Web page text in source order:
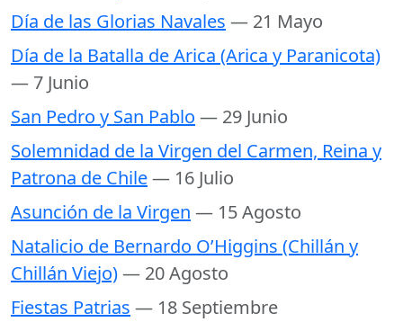
Día de las Glorias Navales — 21 Mayo
Día de la Batalla de Arica (Arica y Paranicota)
— 7 Junio
San Pedro y San Pablo — 29 Junio
Solemnidad de la Virgen del Carmen, Reina y
Patrona de Chile— 16 Julio
Asunción de la Virgen — 15 Agosto
Natalicio de Bernardo O’Higgins (Chillán y
Chillán Viejo)— 20 Agosto
Fiestas Patrias — 18 Septiembre